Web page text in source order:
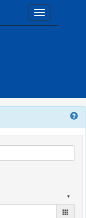
Toggle